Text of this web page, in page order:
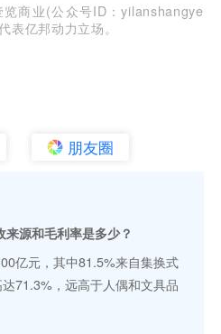
商业(公众号ID：yilanshangye
表亿邦动力立场。
朋友圈
源和毛利率是多少？
亿元，其中81.5%来自集换式
71.3%，远高于人偶和文具品